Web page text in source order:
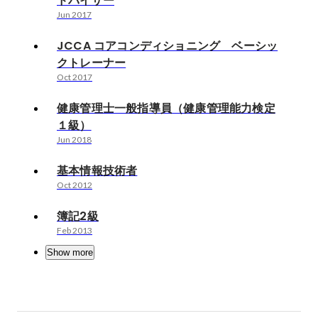
Jun 2017
JCCA コアコンディショニング ベーシッ
クトレーナー
Oct 2017
健康管理士一般指導員（健康管理能力検定
１級）
Jun 2018
基本情報技術者
Oct 2012
簿記2級
Feb 2013
Show more